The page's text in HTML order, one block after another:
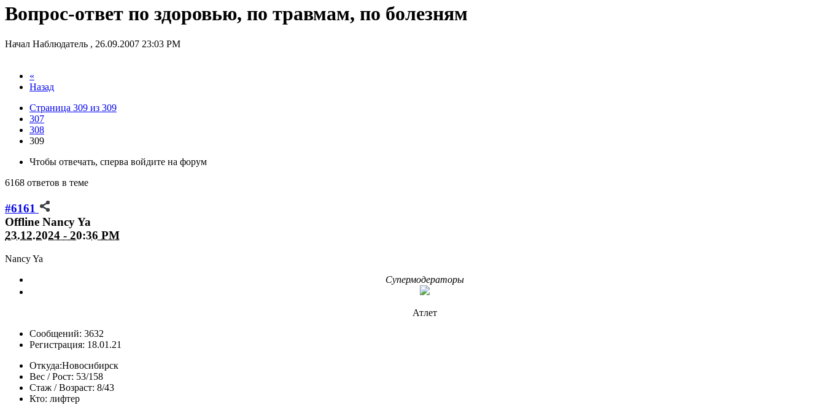
Вопрос-ответ по здоровью, по травмам, по болезням
Начал Наблюдатель , 26.09.2007 23:03 PM
«
Назад
Страница 309 из 309
307
308
309
Чтобы отвечать, сперва войдите на форум
6168 ответов в теме
#6161
Offline Nancy Ya
23.12.2024 - 20:36 PM
Nancy Ya
Супермодераторы
Атлет
Сообщений: 3632
Регистрация: 18.01.21
Откуда:Новосибирск
Вес / Рост: 53/158
Стаж / Возраст: 8/43
Кто: лифтер